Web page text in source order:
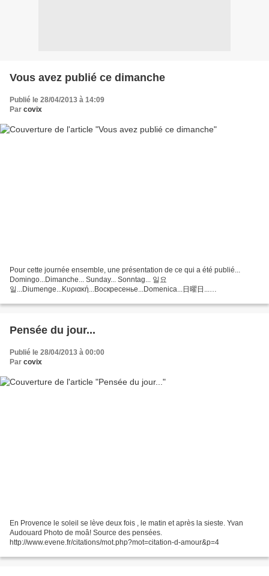
Vous avez publié ce dimanche
Publié le 28/04/2013 à 14:09
Par covix
Pour cette journée ensemble, une présentation de ce qui a été publié...
Domingo...Dimanche... Sunday... Sonntag... 일요
일...Diumenge...Κυριακή...Bоскресенье...Domenica...日曜日...
un...
Pensée du jour...
Publié le 28/04/2013 à 00:00
Par covix
En Provence le soleil se lève deux fois , le matin et après la sieste. Yvan
Audouard Photo de moâ! Source des pensées.
http://www.evene.fr/citations/mot.php?mot=citation-d-amour&p=4